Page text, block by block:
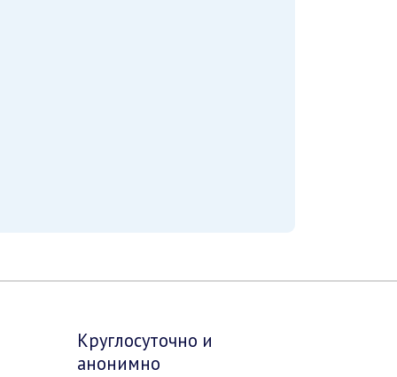
Круглосуточно и
анонимно